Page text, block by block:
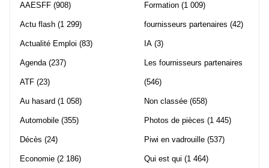
AAESFF (908)
Actu flash (1 299)
Actualité Emploi (83)
Agenda(237)
ATF (23)
Au hasard (1 058)
Automobile (355)
Décès (24)
Economie (2 186)
Formation (1 009)
fournisseurs partenaires (42)
IA (3)
Les fournisseurs partenaires
(546)
Non classée (658)
Photos de pièces (1 445)
Piwi en vadrouille (537)
Qui est qui (1 464)